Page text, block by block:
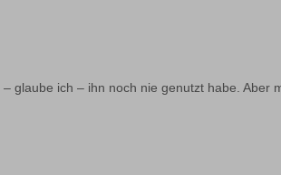
glaube ich – ihn noch nie genutzt habe. Aber